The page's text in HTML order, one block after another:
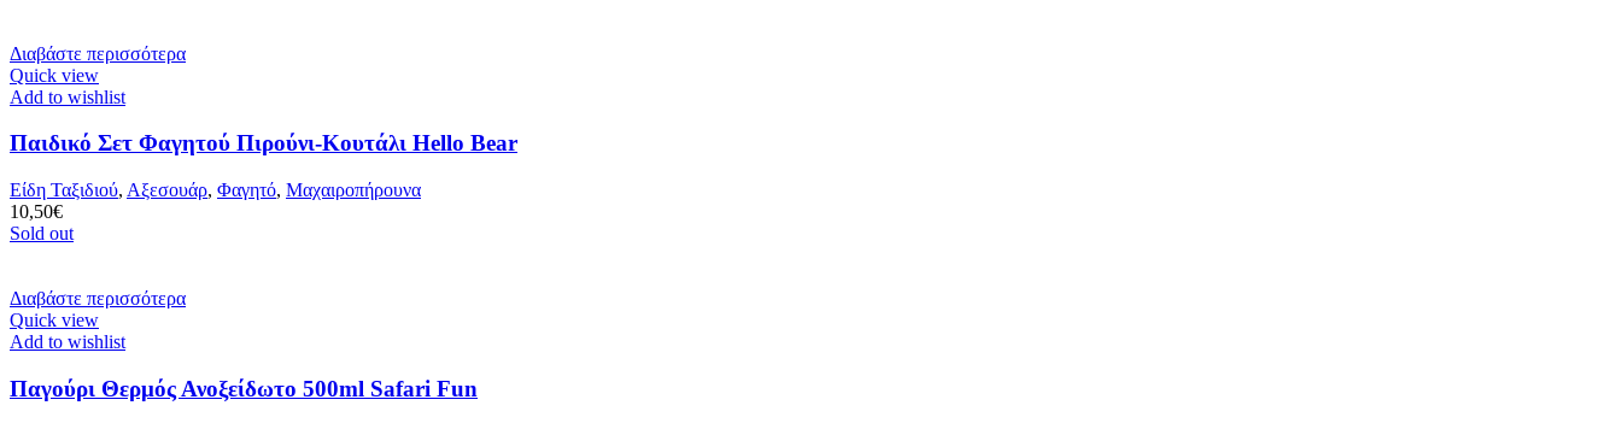
Διαβάστε περισσότερα
Quick view
Add to wishlist
Παιδικό Σετ Φαγητού Πιρούνι-Κουτάλι Hello Bear
Είδη Ταξιδιού, Αξεσουάρ, Φαγητό, Μαχαιροπήρουνα
10,50€
Sold out
Διαβάστε περισσότερα
Quick view
Add to wishlist
Παγούρι Θερμός Ανοξείδωτο 500ml Safari Fun